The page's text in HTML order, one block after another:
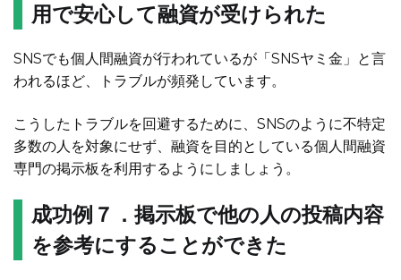
用で安心して融資が受けられた
SNSでも個人間融資が行われているが「SNSヤミ金」と言
われるほど、トラブルが頻発しています。
こうしたトラブルを回避するために、SNSのように不特定
多数の人を対象にせず、融資を目的としている個人間融資
専門の掲示板を利用するようにしましょう。
成功例７．掲示板で他の人の投稿内容
を参考にすることができた